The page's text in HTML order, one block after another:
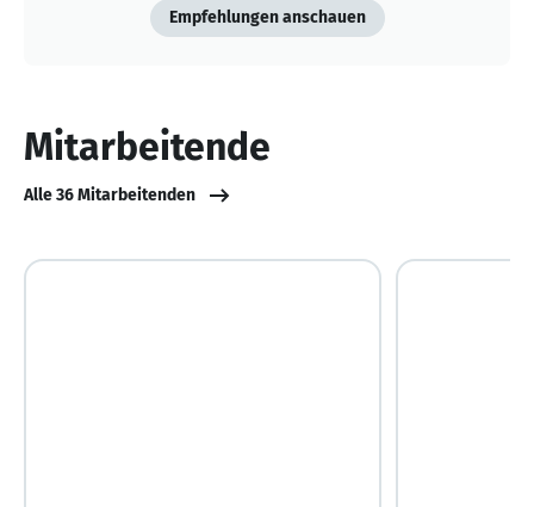
Empfehlungen anschauen
Mitarbeitende
Alle 36 Mitarbeitenden